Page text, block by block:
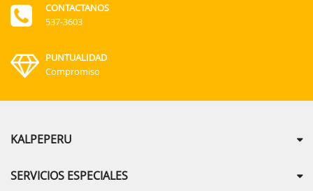
CONTACTANOS
537-3603
PUNTUALIDAD
Compromiso
KALPEPERU
SERVICIOS ESPECIALES